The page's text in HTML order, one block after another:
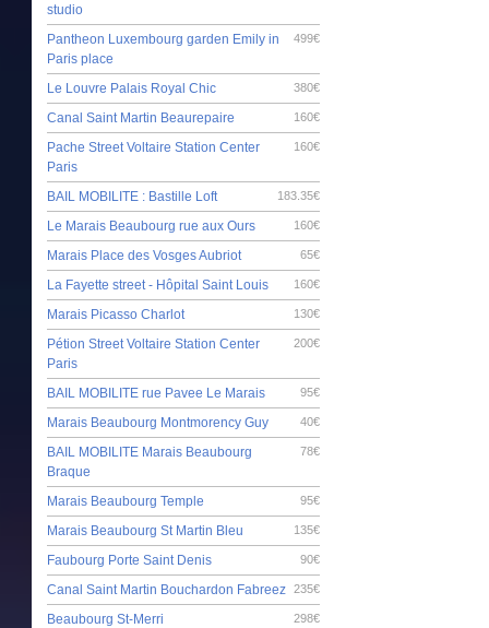
studio
499€
Pantheon Luxembourg garden Emily in
Paris place
380€
Le Louvre Palais Royal Chic
160€
Canal Saint Martin Beaurepaire
160€
Pache Street Voltaire Station Center
Paris
183.35€
BAIL MOBILITE : Bastille Loft
160€
Le Marais Beaubourg rue aux Ours
65€
Marais Place des Vosges Aubriot
160€
La Fayette street - Hôpital Saint Louis
130€
Marais Picasso Charlot
200€
Pétion Street Voltaire Station Center
Paris
95€
BAIL MOBILITE rue Pavee Le Marais
40€
Marais Beaubourg Montmorency Guy
78€
BAIL MOBILITE Marais Beaubourg
Braque
95€
Marais Beaubourg Temple
135€
Marais Beaubourg St Martin Bleu
90€
Faubourg Porte Saint Denis
235€
Canal Saint Martin Bouchardon Fabreez
298€
Beaubourg St-Merri